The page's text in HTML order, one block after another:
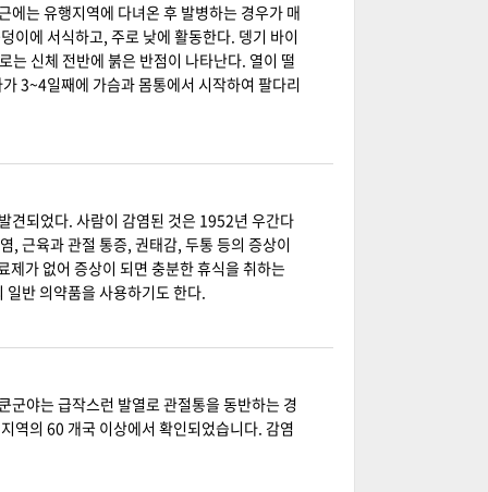
는 유행지역에 다녀온 후 발병하는 경우가 매
이에 서식하고, 주로 낮에 활동한다. 뎅기 바이
는 신체 전반에 붉은 반점이 나타난다. 열이 떨
3~4일째에 가슴과 몸통에서 시작하여 팔다리
견되었다. 사람이 감염된 것은 1952년 우간다
, 근육과 관절 통증, 권태감, 두통 등의 증상이
가 없어 증상이 되면 충분한 휴식을 취하는
반 의약품을 사용하기도 한다.
야는 급작스런 발열로 관절통을 동반하는 경
역의 60 개국 이상에서 확인되었습니다. 감염